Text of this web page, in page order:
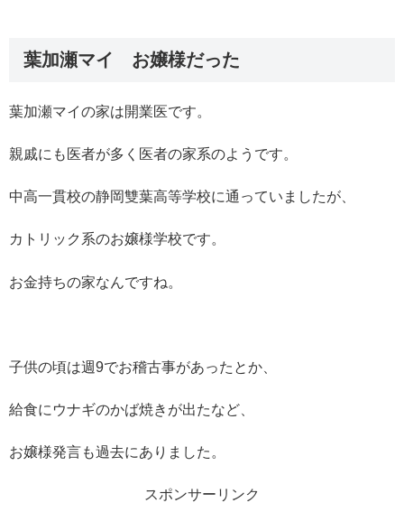
葉加瀬マイ お嬢様だった
葉加瀬マイの家は開業医です。
親戚にも医者が多く医者の家系のようです。
中高一貫校の静岡雙葉高等学校に通っていましたが、
カトリック系のお嬢様学校です。
お金持ちの家なんですね。
子供の頃は週9でお稽古事があったとか、
給食にウナギのかば焼きが出たなど、
お嬢様発言も過去にありました。
スポンサーリンク